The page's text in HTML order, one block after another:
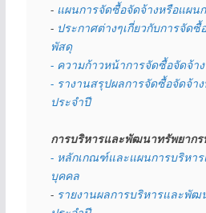
- แผนการจัดซื้อจัดจ้างหรือแผน
- ประกาศต่างๆเกี่ยวกับการจัด
พัสดุ
- ความก้าวหน้าการจัดซื้อจัดจ้า
- รางานสรุปผลการจัดซื้อจัดจ้า
ประจำปี
การบริหารและพัฒนาทรัพยาก
- หลักเกณฑ์และแผนการบริหา
บุคคล
- รายงานผลการบริหารและพั